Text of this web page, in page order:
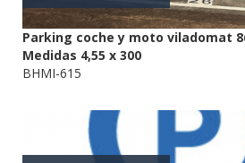
Parking coche y moto viladomat
Medidas 4,55 x 300
BHMI-615